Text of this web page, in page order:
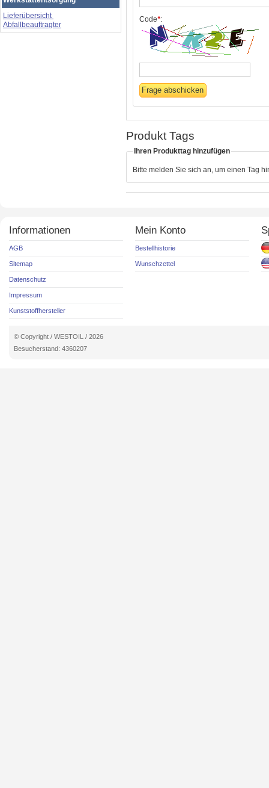
Code*:
Produkt Tags
Ihren Produkttag hinzufügen
Bitte melden Sie sich an, um einen Tag
Lieferübersicht
Abfallbeauftragter
Informationen
AGB
Sitemap
Datenschutz
Impressum
Kunststoffhersteller
Mein Konto
Bestellhistorie
Wunschzettel
© Copyright / WESTOIL / 2026
Besucherstand: 4360207